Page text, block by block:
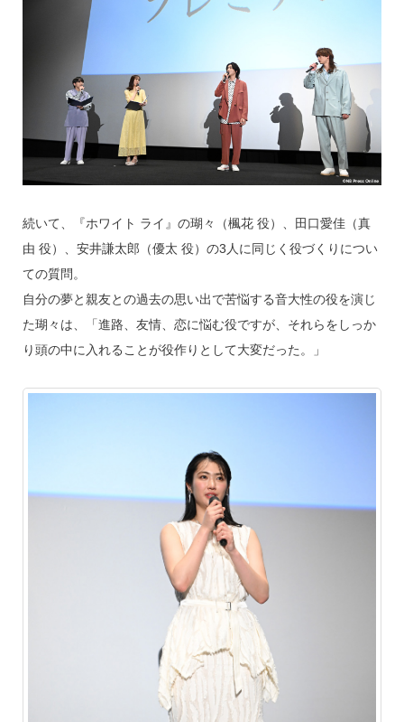
続いて、『ホワイト ライ』の瑚々（楓花 役）、田口愛佳（真
由 役）、安井謙太郎（優太 役）の3人に同じく役づくりについ
ての質問。
自分の夢と親友との過去の思い出で苦悩する音大性の役を演じ
た瑚々は、「進路、友情、恋に悩む役ですが、それらをしっか
り頭の中に入れることが役作りとして大変だった。」